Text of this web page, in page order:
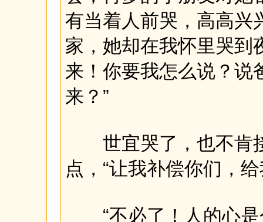
有当着人前哭，高高兴
家，她却在我怀里哭到
来！你要我怎么说？说
来？”
世宜哭了，也不肯
点，“让我补偿你们，
“不必了！人的心是